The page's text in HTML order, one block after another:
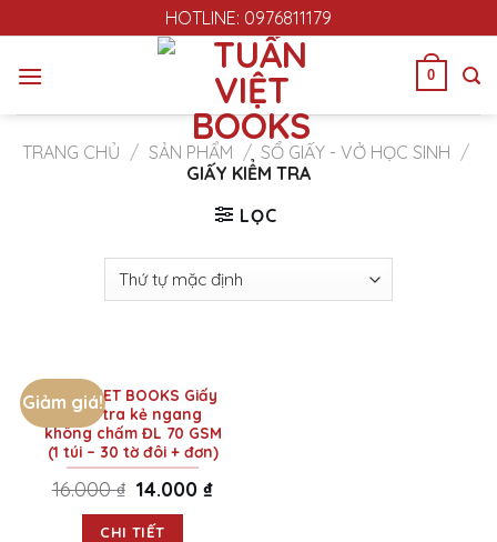
to
content
HOTLINE: 0976811179
0
TRANG CHỦ / SẢN PHẨM / SỔ GIẤY - VỞ HỌC SINH /
GIẤY KIỂM TRA
LỌC
Giảm giá!
TUANVIET BOOKS Giấy
kiểm tra kẻ ngang
không chấm ĐL 70 GSM
(1 túi – 30 tờ đôi + đơn)
16.000₫ Original
price
was:
16.000 ₫.
14.000₫Current
CHI TIẾT